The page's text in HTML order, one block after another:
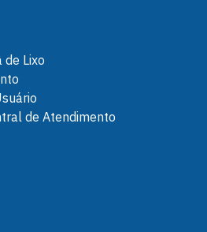
de Lixo
de Atendimento